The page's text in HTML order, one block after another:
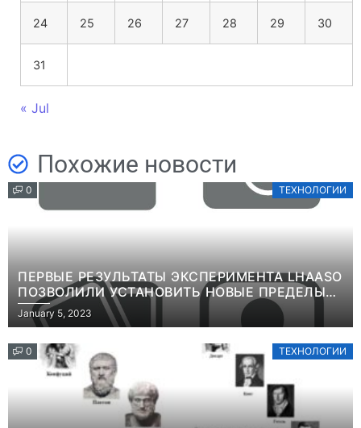
24 25 26 27 28 29 30
31
« Jul
Похожие новости
0 ТЕХНОЛОГИИ
ПЕРВЫЕ РЕЗУЛЬТАТЫ ЭКСПЕРИМЕНТА LHAASO
ПОЗВОЛИЛИ УСТАНОВИТЬ НОВЫЕ ПРЕДЕЛЫ
ВРЕМЕНИ ЖИЗНИ ТЯЖЕЛЫХ ЧАСТИЦ ТЕМНОЙ
МАТЕРИИИНФОРМАЦИЯ
January 5, 2023
0 ТЕХНОЛОГИИ